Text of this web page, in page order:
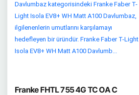
Davlumbaz kategorisindeki Franke Faber T-
Light Isola EV8+ WH Matt A100 Davlumbaz,
ilgilenenlerin umutlarını karşılamayı
hedefleyen bir üründür. Franke Faber T-Light
Isola EV8+ WH Matt A100 Davlumb...
Franke FHTL 755 4G TC OA C